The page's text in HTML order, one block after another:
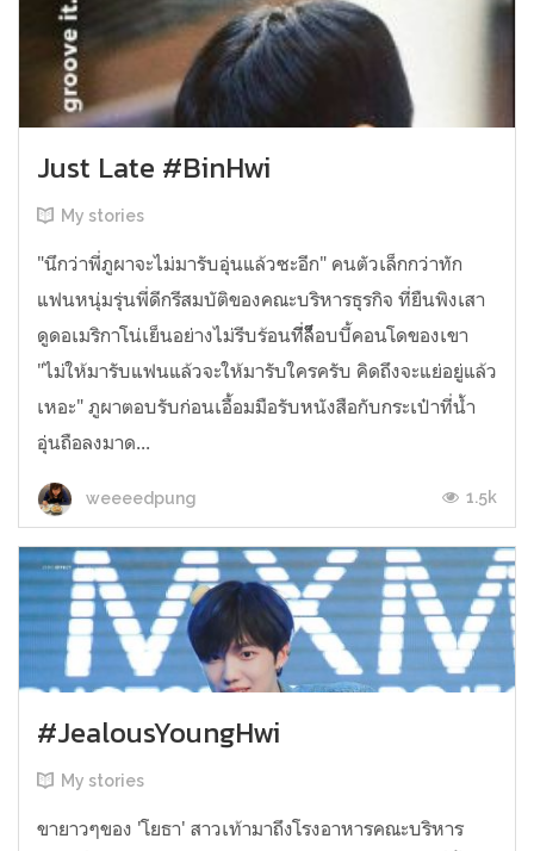
Just Late #BinHwi
My stories
"นึกว่าพี่ภูผาจะไม่มารับอุ่นแล้วซะอีก" คนตัวเล็กกว่าทัก
แฟนหนุ่มรุ่นพี่ดีกรีสมบัติของคณะบริหารธุรกิจ ที่ยืนพิงเสา
ดูดอเมริกาโน่เย็นอย่างไม่รีบร้อนทีี่ล็็็็็็อบบี้คอนโดของเขา
"ไม่ให้มารับแฟนแล้วจะให้มารับใครครับ คิดถึงจะแย่อยู่แล้ว
เหอะ" ภูผาตอบรับก่อนเอื้อมมือรับหนังสือกับกระเป๋าที่น้ำ
อุ่นถือลงมาด...
weeeedpung 1.5k
#JealousYoungHwi
My stories
ขายาวๆของ 'โยธา' สาวเท้ามาถึงโรงอาหารคณะบริหาร